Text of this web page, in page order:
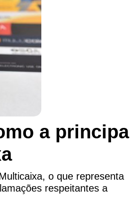
a principal
o que representa
respeitantes a